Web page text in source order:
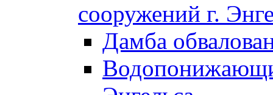
сооружений г.
Дамба